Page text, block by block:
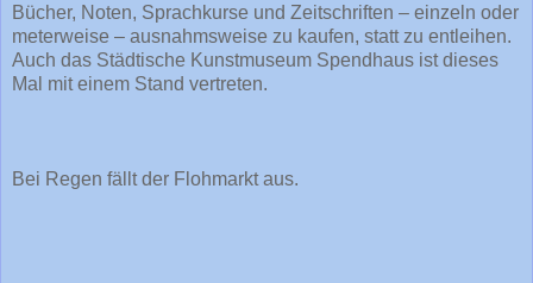
Bücher, Noten, Sprachkurse und Zeitschriften – einzeln oder
meterweise – ausnahmsweise zu kaufen, statt zu entleihen.
Auch das Städtische Kunstmuseum Spendhaus ist dieses
Mal mit einem Stand vertreten.
Bei Regen fällt der Flohmarkt aus.